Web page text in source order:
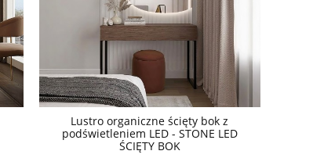
Lustro organiczne ścięty bok z
podświetleniem LED - STONE LED
ŚCIĘTY BOK